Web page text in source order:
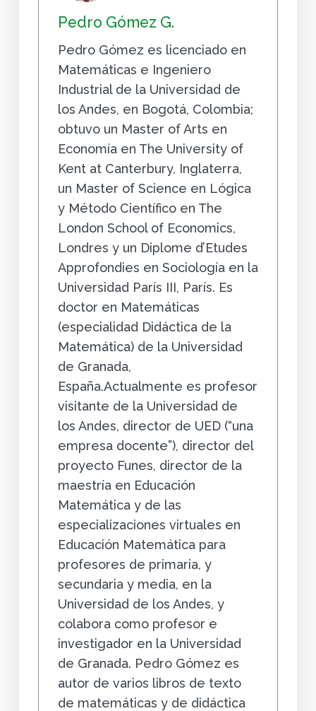
Pedro Gómez G.
Pedro Gómez es licenciado en
Matemáticas e Ingeniero
Industrial de la Universidad de
los Andes, en Bogotá, Colombia;
obtuvo un Master of Arts en
Economía en The University of
Kent at Canterbury, Inglaterra,
un Master of Science en Lógica
y Método Científico en The
London School of Economics,
Londres y un Diplome d’Etudes
Approfondies en Sociología en la
Universidad París III, París. Es
doctor en Matemáticas
(especialidad Didáctica de la
Matemática) de la Universidad
de Granada,
España.Actualmente es profesor
visitante de la Universidad de
los Andes, director de UED (“una
empresa docente”), director del
proyecto Funes, director de la
maestría en Educación
Matemática y de las
especializaciones virtuales en
Educación Matemática para
profesores de primaria, y
secundaria y media, en la
Universidad de los Andes, y
colabora como profesor e
investigador en la Universidad
de Granada. Pedro Gómez es
autor de varios libros de texto
de matemáticas y de didáctica